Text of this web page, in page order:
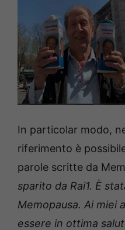
In particolar modo,
riferimento è
parole scritte da
sparito da Rai1. È
Memopausa. Ai miei
essere in ottima